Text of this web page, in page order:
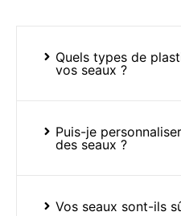
Quels types de
vos seaux ?
Puis-je
des seaux ?
Vos seaux sont-ils